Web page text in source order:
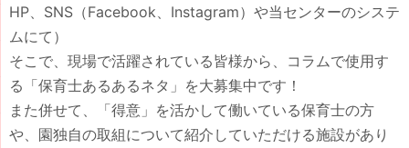
HP、SNS（Facebook、Instagram）や当センターのシステ
ムにて）
そこで、現場で活躍されている皆様から、コラムで使用す
る「保育士あるあるネタ」を大募集中です！
また併せて、「得意」を活かして働いている保育士の方
や、園独自の取組について紹介していただける施設があり